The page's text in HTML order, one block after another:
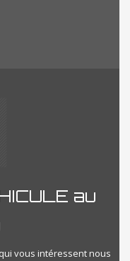
au
vous intéressent nous